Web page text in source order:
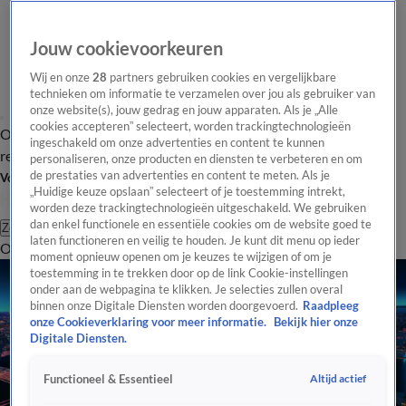
Overzicht Laatste nieuws Regionieuws Het beste van Hart
Tip de
redactie
Volg Hart van Nederland
Zoeken
OverzichtRegioUitzendingenWeerTip de redactiePanelVideo's
Jouw cookievoorkeuren
Wij en onze28 partners gebruiken cookies en vergelijkbare
technieken om informatie te verzamelen over jou als gebruiker van
onze website(s), jouw gedrag en jouw apparaten. Als je „Alle
cookies accepteren” selecteert, worden trackingtechnologieën
ingeschakeld om onze advertenties en content te kunnen
personaliseren, onze producten en diensten te verbeteren en om
de prestaties van advertenties en content te meten. Als je
„Huidige keuze opslaan” selecteert of je toestemming intrekt,
worden deze trackingtechnologieën uitgeschakeld. We gebruiken
dan enkel functionele en essentiële cookies om de website goed te
laten functioneren en veilig te houden. Je kunt dit menu op ieder
moment opnieuw openen om je keuzes te wijzigen of om je
toestemming in te trekken door op de link Cookie-instellingen
onder aan de webpagina te klikken. Je selecties zullen overal
binnen onze Digitale Diensten worden doorgevoerd. Raadpleeg
onze Cookieverklaring voor meer informatie.
Bekijk hier onze
Digitale Diensten.
Functioneel & Essentieel Altijd actief